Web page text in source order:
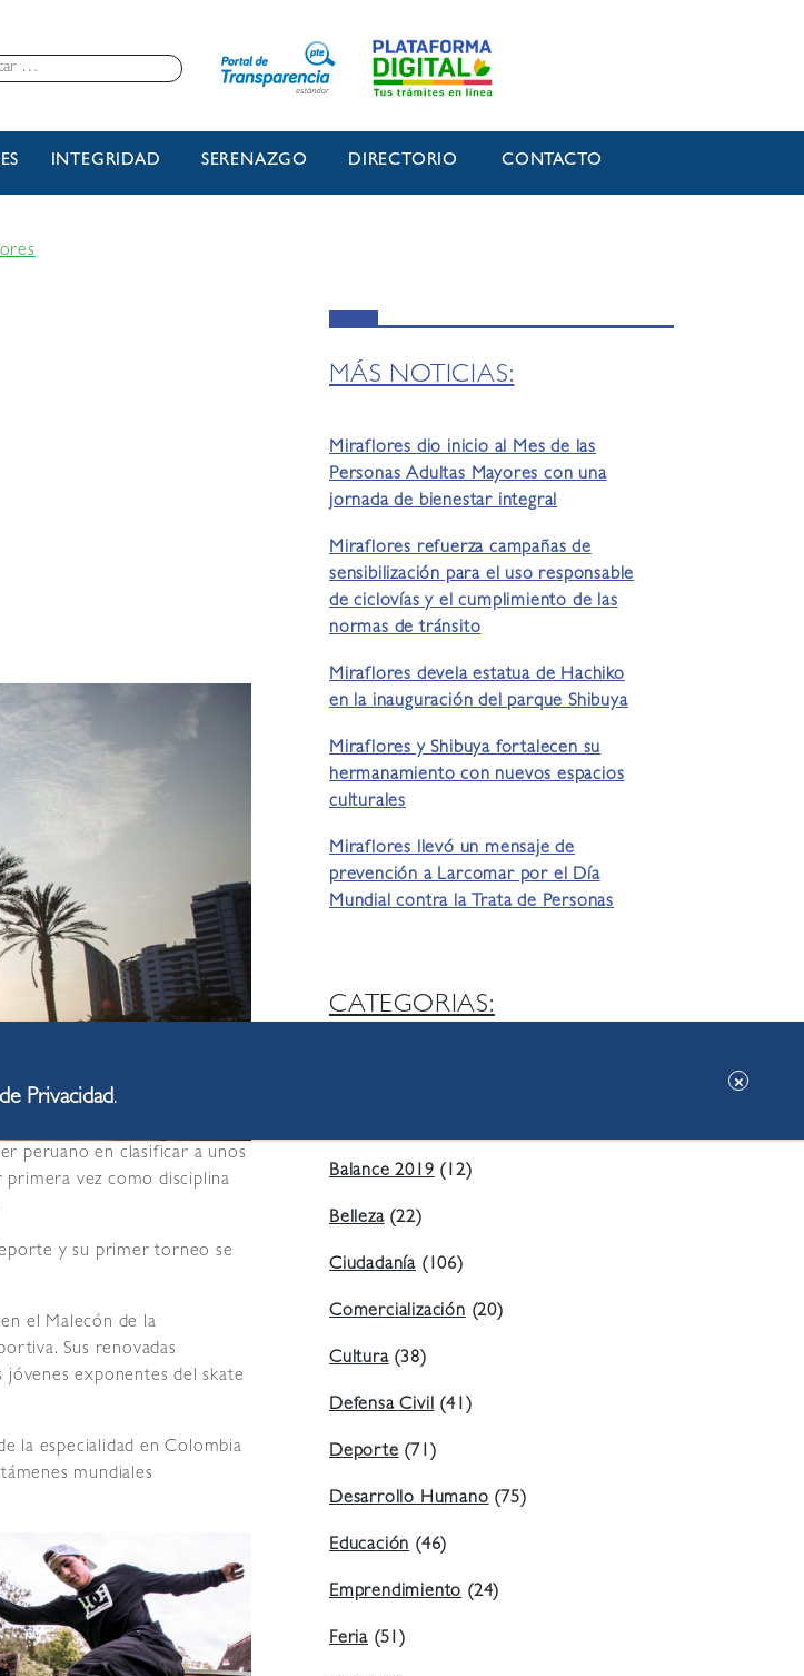
INTEGRIDAD SERENAZGO DIRECTORIO CONTACTO
peruano en clasificar a unos
primera vez como disciplina
y su primer torneo se
el Malecón de la
Sus renovadas
exponentes del skate
la especialidad en Colombia
mundiales
MÁS NOTICIAS:
Miraflores dio inicio al Mes de las
Personas Adultas Mayores con una
jornada de bienestar integral
Miraflores refuerza campañas de
sensibilización para el uso responsable
de ciclovías y el cumplimiento de las
normas de tránsito
Miraflores devela estatua de Hachiko
en la inauguración del parque Shibuya
Miraflores y Shibuya fortalecen su
hermanamiento con nuevos espacios
culturales
Miraflores llevó un mensaje de
prevención a Larcomar por el Día
Mundial contra la Trata de Personas
CATEGORIAS:
Balance 2019(12)
Belleza(22)
Ciudadanía (106)
Comercialización(20)
Cultura(38)
Defensa Civil(41)
Deporte(71)
Desarrollo Humano(75)
Educación(46)
Emprendimiento(24)
Feria (51)
Privacidad.